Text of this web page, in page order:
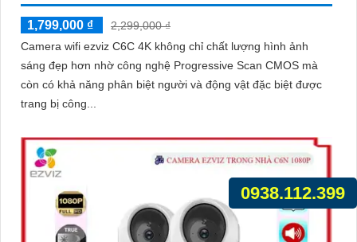
1,799,000 ₫
2,299,000 ₫
Camera wifi ezviz C6C 4K không chỉ chất lượng hình ảnh
sáng đẹp hơn nhờ công nghệ Progressive Scan CMOS mà
còn có khả năng phân biệt người và động vật đặc biệt được
trang bị công...
0938.112.399